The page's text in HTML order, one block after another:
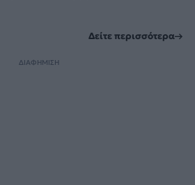
Δείτε περισσότερα
ΔΙΑΦΗΜΙΣΗ